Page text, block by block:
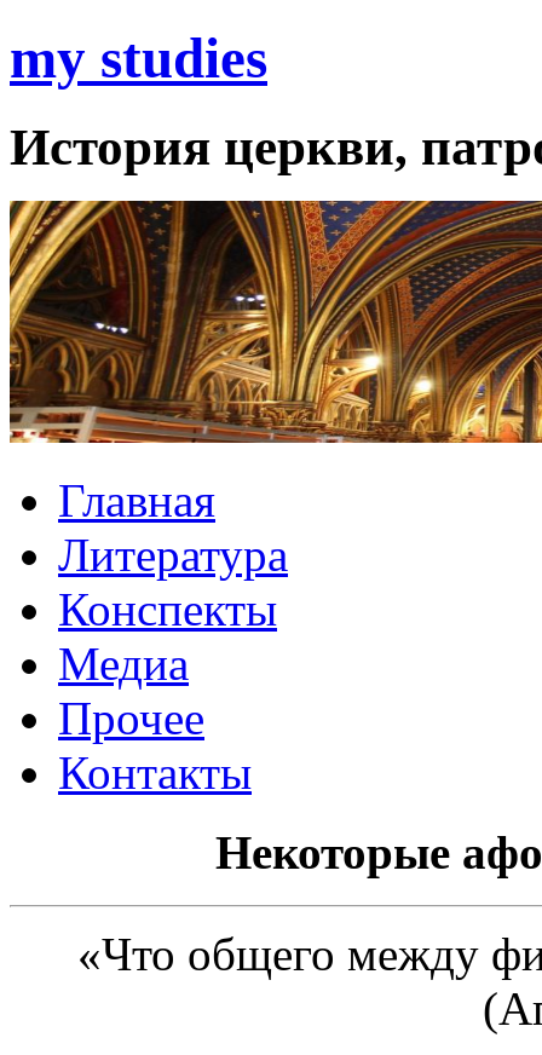
my studies
История церкви,
Главная
Литература
Конспекты
Медиа
Прочее
Контакты
Некоторые
«Что общего между